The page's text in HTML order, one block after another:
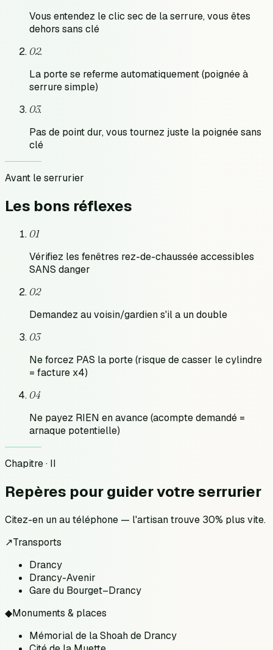
Vous entendez le clic sec de la serrure, vous êtes
dehors sans clé
02.
La porte se referme automatiquement (poignée à
serrure simple)
03.
Pas de point dur, vous tournez juste la poignée sans
clé
Avant le serrurier
Les bons réflexes
01
Vérifiez les fenêtres rez-de-chaussée accessibles
SANS danger
02
Demandez au voisin/gardien s'il a un double
03
Ne forcez PAS la porte (risque de casser le cylindre
= facture x4)
04
Ne payez RIEN en avance (acompte demandé =
arnaque potentielle)
Chapitre · II
Repères pourguider votre serrurier
Citez-en un au téléphone — l'artisan trouve 30% plus vite.
↗Transports
Drancy
Drancy-Avenir
Gare du Bourget–Drancy
◆Monuments & places
Mémorial de la Shoah de Drancy